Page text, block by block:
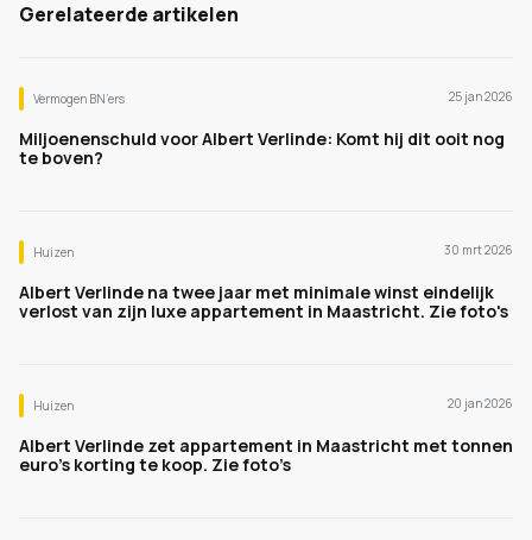
Gerelateerde artikelen
Vermogen BN’ers 25 jan 2026
Miljoenenschuld voor Albert Verlinde: Komt hij dit ooit nog
te boven?
Huizen 30 mrt 2026
Albert Verlinde na twee jaar met minimale winst eindelijk
verlost van zijn luxe appartement in Maastricht. Zie foto's
Huizen 20 jan 2026
Albert Verlinde zet appartement in Maastricht met tonnen
euro’s korting te koop. Zie foto’s